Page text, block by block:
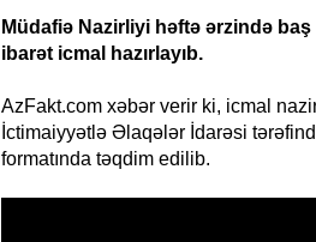
Müdafiə Nazirliyi həftə ərzində
ibarət icmal hazırlayıb.
AzFakt.com xəbər verir ki, icmal
İctimaiyyətlə Əlaqələr İdarəsi
formatında təqdim edilib.